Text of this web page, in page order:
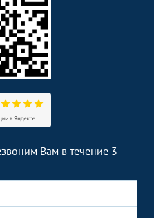
Вам в течение 3